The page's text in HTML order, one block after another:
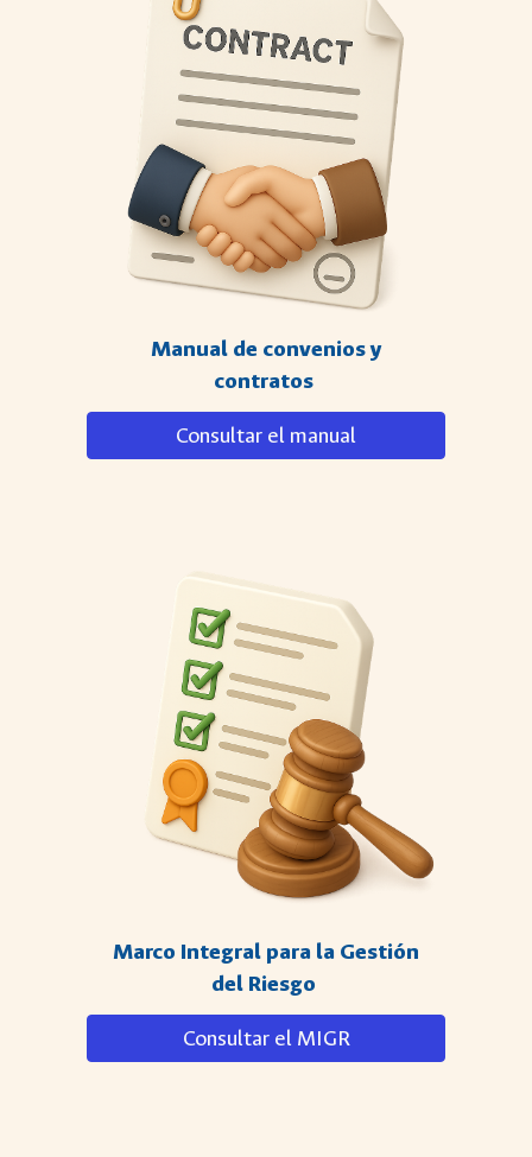
Manual de convenios y
contratos
Consultar el manual
Marco Integral para la Gestión
del Riesgo
Consultar el MIGR